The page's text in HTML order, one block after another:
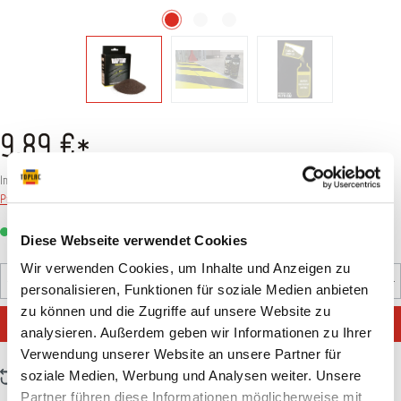
Diese Webseite verwendet Cookies
Wir verwenden Cookies, um Inhalte und Anzeigen zu
personalisieren, Funktionen für soziale Medien anbieten
zu können und die Zugriffe auf unsere Website zu
analysieren. Außerdem geben wir Informationen zu Ihrer
Verwendung unserer Website an unsere Partner für
soziale Medien, Werbung und Analysen weiter. Unsere
Partner führen diese Informationen möglicherweise mit
9,89 €*
Inhalt:0.2 KG
Preise inkl. MwSt. zzgl. Versandkosten
Sofort verfügbar, Lieferzeit: 1-3 Tage
Produkt Anzahl: Gib den gewünschten Wert ein oder
Pack
IN DEN WARENKORB
Zum Vergleich hinzufügen